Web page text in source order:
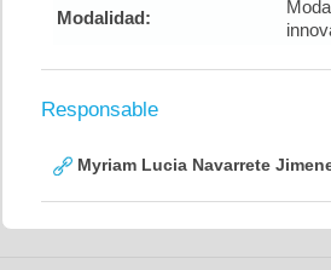
Modalidad:
Responsable
Myriam Lucia Navarrete